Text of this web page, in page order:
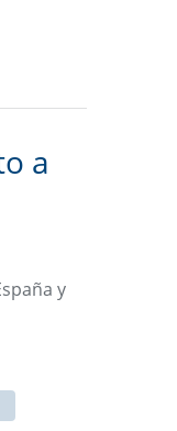
a
y